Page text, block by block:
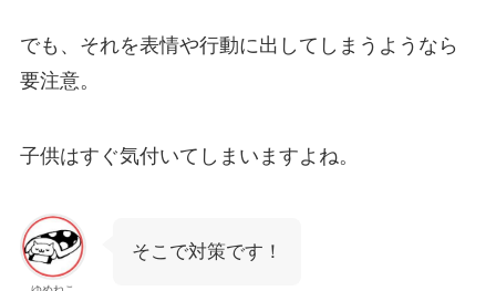
でも、それを表情や行動に出してしまうようなら
要注意。
子供はすぐ気付いてしまいますよね。
そこで対策です！